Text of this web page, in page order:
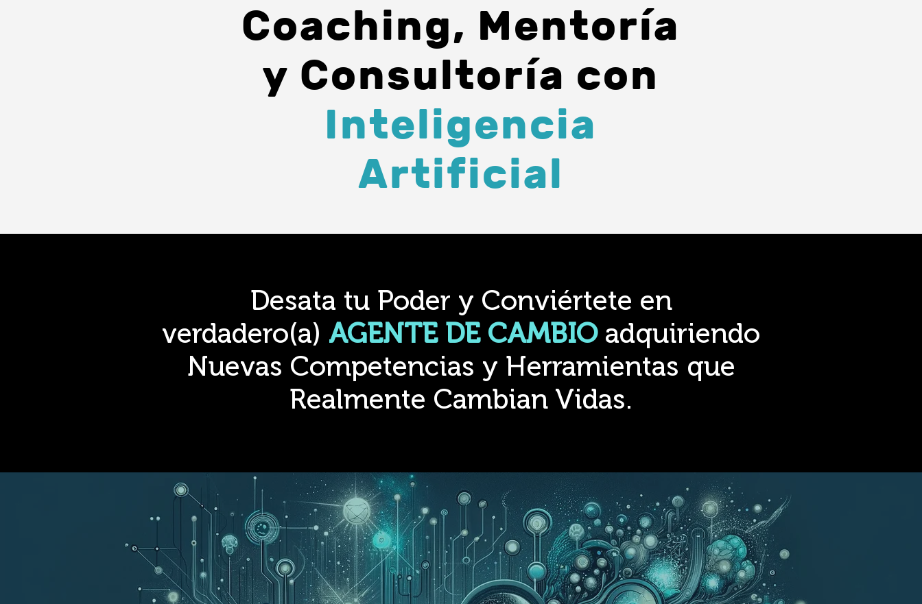
Coaching, Mentoría
y Consultoría con
Inteligencia
Artificial
Desata tu Poder y Conviértete en
verdadero(a) AGENTE DE CAMBIO adquiriendo
Nuevas Competencias y Herramientas que
Realmente Cambian Vidas.